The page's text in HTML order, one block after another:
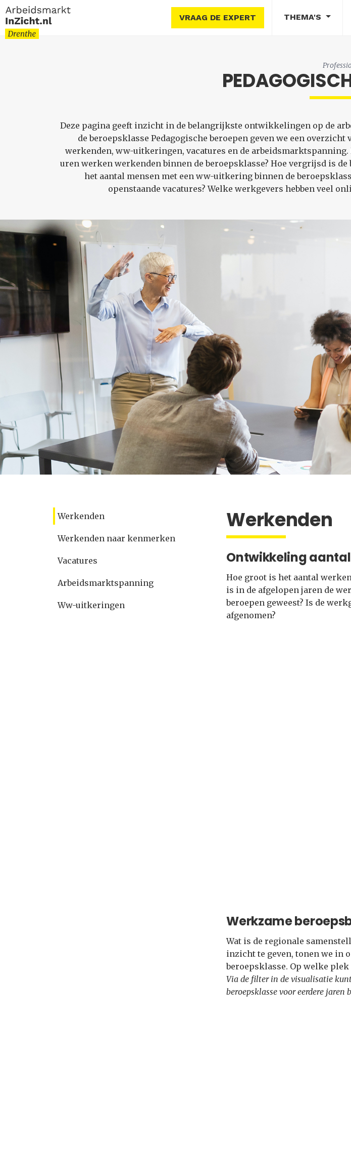
VRAAG DE EXPERT THEMA'S
Deze pagina geeft inzicht in de belangrijkste ontwikkelingen op de
de beroepsklasse Pedagogische beroepen geven we een
werkenden, ww-uitkeringen, vacatures en de
uren werken werkenden binnen de beroepsklasse? Hoe vergrijsd is
het aantal mensen met een ww-uitkering binnen de
openstaande vacatures? Welke werkgevers hebben veel
Werkenden
Werkenden naar kenmerken
Vacatures
Arbeidsmarktspanning
Ww-uitkeringen
Werkenden
Ontwikkeling
Hoe groot is het aantal
is in de afgelopen jaren de
beroepen geweest? Is de
afgenomen?
Werkzame
Wat is de regionale
inzicht te geven, tonen we in
beroepsklasse. Op welke plek
Via de filter in de visualisatie
beroepsklasse voor eerdere jaren